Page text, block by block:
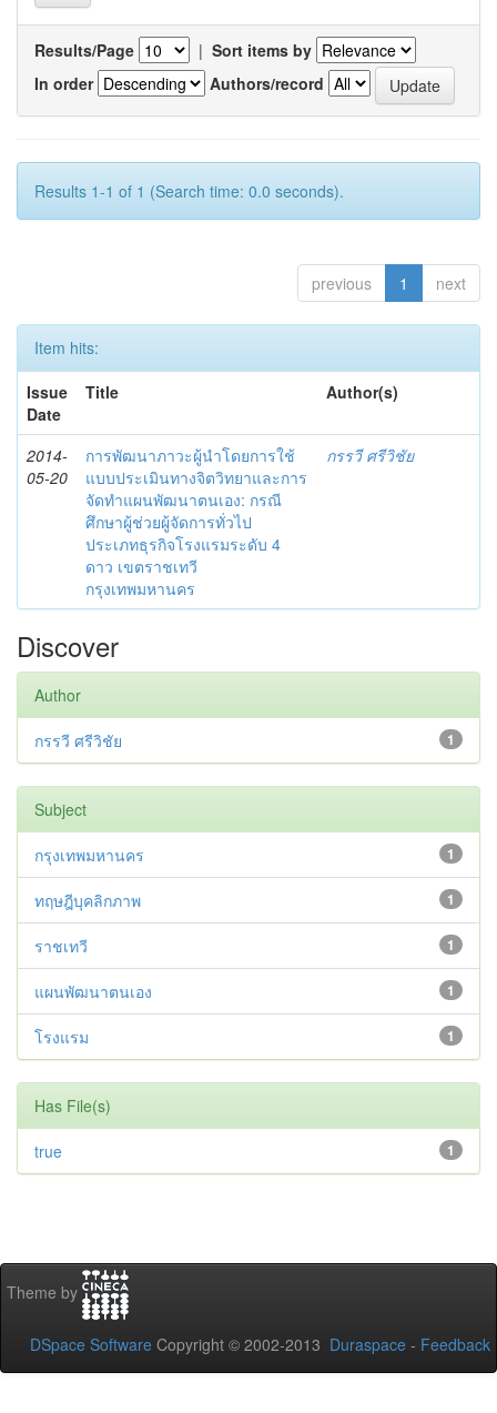
Results/Page | Sort items by
In order
Authors/record
Results 1-1 of 1 (Search time: 0.0 seconds).
previous 1 next
Item hits:
Issue
Date
Title Author(s)
2014-
05-20
การพัฒนาภาวะผู้นำโดยการใช้
แบบประเมินทางจิตวิทยาและการ
จัดทำแผนพัฒนาตนเอง: กรณี
ศึกษาผู้ช่วยผู้จัดการทั่วไป
ประเภทธุรกิจโรงแรมระดับ 4
ดาว เขตราชเทวี
กรุงเทพมหานคร
กรรวี ศรีวิชัย
Discover
Author
1
กรรวี ศรีวิชัย
Subject
1
กรุงเทพมหานคร
1
ทฤษฎีบุคลิกภาพ
1
ราชเทวี
1
แผนพัฒนาตนเอง
1
โรงแรม
Has File(s)
1
true
Theme by
DSpace Software Copyright © 2002-2013 Duraspace - Feedback